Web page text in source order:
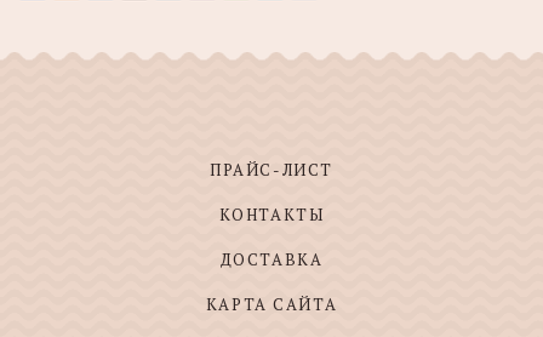
ПРАЙС-ЛИСТ
КОНТАКТЫ
ДОСТАВКА
КАРТА САЙТА